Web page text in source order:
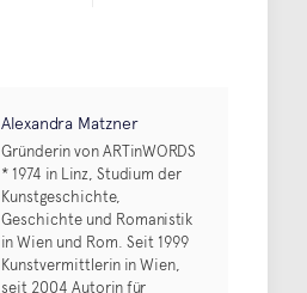
Alexandra Matzner
Gründerin von ARTinWORDS
* 1974 in Linz, Studium der
Kunstgeschichte,
Geschichte und Romanistik
in Wien und Rom. Seit 1999
Kunstvermittlerin in Wien,
seit 2004 Autorin für